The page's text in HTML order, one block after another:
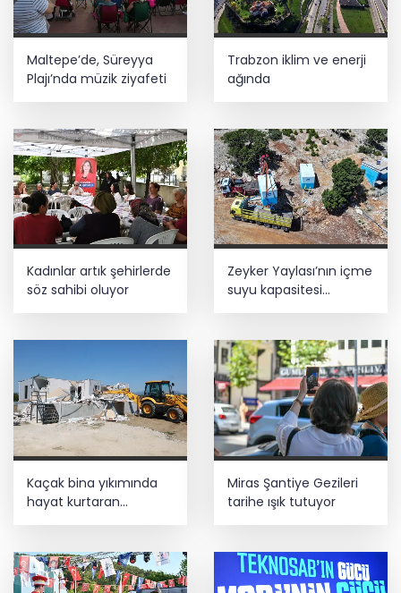
Maltepe’de, Süreyya
Plajı’nda müzik ziyafeti
Trabzon iklim ve enerji
ağında
Kadınlar artık şehirlerde
söz sahibi oluyor
Zeyker Yaylası’nın içme
suyu kapasitesi
güçlendirildi
Kaçak bina yıkımında
hayat kurtaran
Miras Şantiye Gezileri
tarihe ışık tutuyor